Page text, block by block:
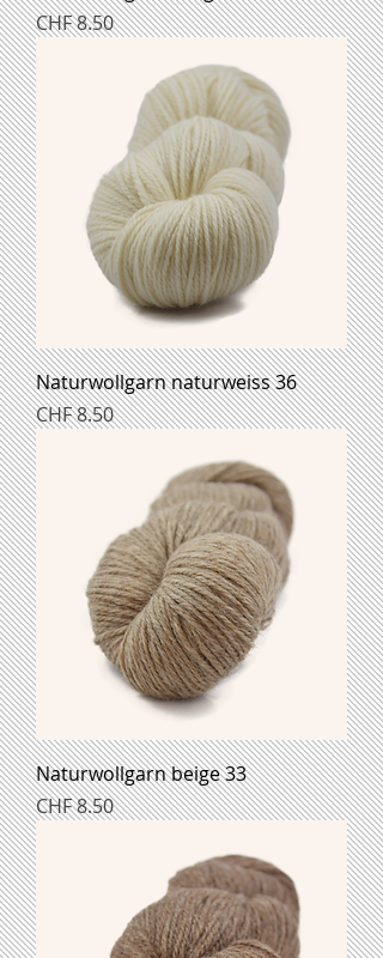
Preis
CHF 8.50
Naturwollgarn naturweiss 36
Preis
CHF 8.50
Naturwollgarn beige 33
Preis
CHF 8.50